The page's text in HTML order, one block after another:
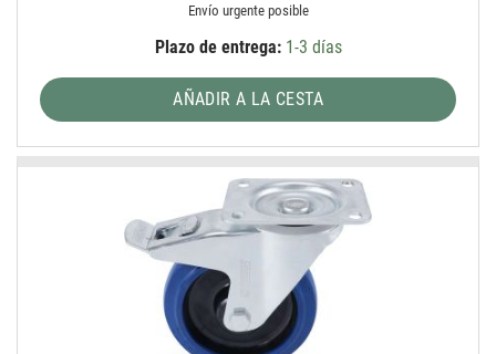
Envío urgente posible
Plazo de entrega:1-3 días
AÑADIR A LA CESTA